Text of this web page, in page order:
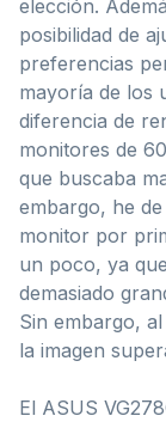
elección.
posibilidad de
preferencias
mayoría de los
diferencia de
monitores de
que buscaba
embargo, he
monitor por
un poco, ya
demasiado
Sin embargo,
la imagen
El ASUS